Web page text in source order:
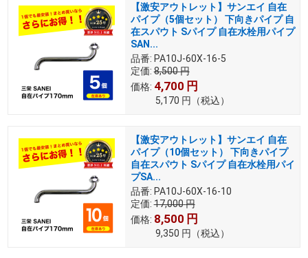
【激安アウトレット】サンエイ 自在
パイプ（5個セット） 下向きパイプ 自
在スパウト Sパイプ 自在水栓用パイプ
SAN...
品番: PA10J-60X-16-5
定価: 8,500円
価格: 4,700 円
5,170 円 （税込）
【激安アウトレット】サンエイ 自在
パイプ（10個セット） 下向きパイプ
自在スパウト Sパイプ 自在水栓用パイ
プSA...
品番: PA10J-60X-16-10
定価: 17,000円
価格: 8,500 円
9,350 円 （税込）